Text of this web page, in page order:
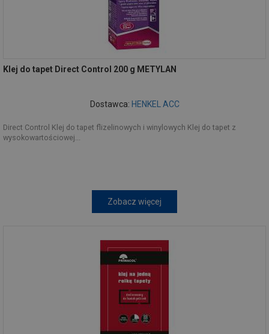
Klej do tapet Direct Control 200 g METYLAN
Dostawca: HENKEL ACC
Direct Control Klej do tapet flizelinowych i winylowych Klej do tapet z
wysokowartościowej...
Zobacz więcej